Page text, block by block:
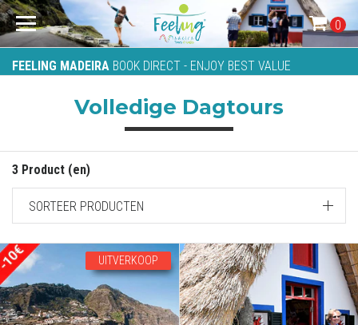
FEELING MADEIRA BOOK DIRECT - ENJOY BEST VALUE
0
Volledige Dagtours
3 Product (en)
SORTEER PRODUCTEN
UITVERKOOP